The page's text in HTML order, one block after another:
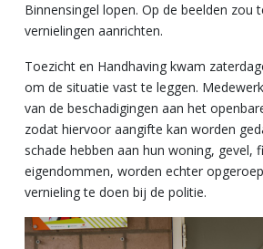
Binnensingel lopen. Op de beelden zou
vernielingen aanrichten.
Toezicht en Handhaving kwam
om de situatie vast te leggen.
van de beschadigingen aan het
zodat hiervoor aangifte kan worden
schade hebben aan hun woning, gevel,
eigendommen, worden echter
vernieling te doen bij de politie.